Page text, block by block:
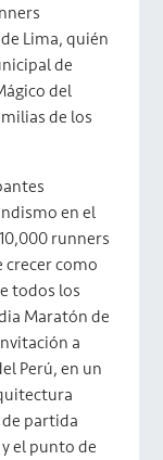
Lima, quién
de
del
de los
en el
runners
crecer como
todos los
Maratón de
a
Perú, en un
partida
el punto de